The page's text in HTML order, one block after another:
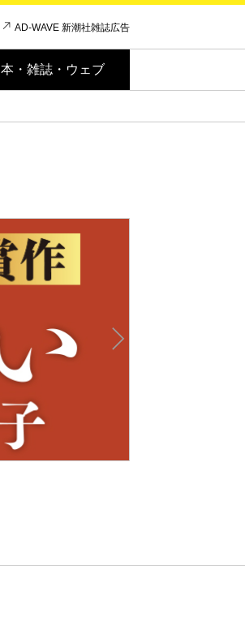
AD-WAVE 新潮社雑誌広告
本・雑誌・ウェブ